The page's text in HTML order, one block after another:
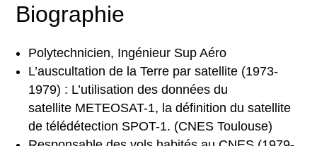
Biographie
Polytechnicien, Ingénieur Sup Aéro
L’auscultation de la Terre par satellite (1973-
1979) : L’utilisation des données du
satellite METEOSAT-1, la définition du satellite
de télédétection SPOT-1. (CNES Toulouse)